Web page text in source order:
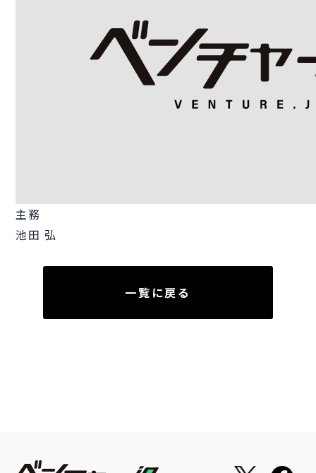
主務
池田 弘
一覧に戻る